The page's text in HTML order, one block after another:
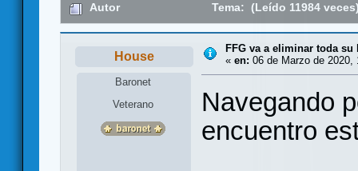
Autor Tema: (Leído 11984
House
Baronet
Veterano
FFG va a eliminar toda su
« en: 06 de Marzo de 2020,
Navegando
encuentro